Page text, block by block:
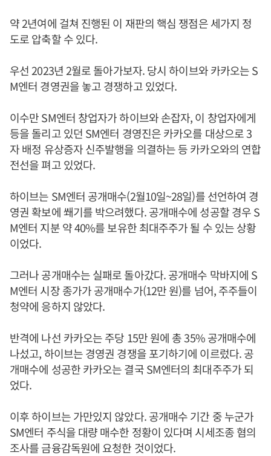
약 2년여에 걸쳐 진행된 이 재판의 핵심 쟁점은 세가지 정
도로 압축할 수 있다.
우선 2023년 2월로 돌아가보자. 당시 하이브와 카카오는 S
M엔터 경영권을 놓고 경쟁하고 있었다.
이수만 SM엔터 창업자가 하이브와 손잡자, 이 창업자에게
등을 돌리고 있던 SM엔터 경영진은 카카오를 대상으로 3
자 배정 유상증자 신주발행을 의결하는 등 카카오와의 연합
전선을 펴고 있었다.
하이브는 SM엔터 공개매수(2월10일~28일)를 선언하여 경
영권 확보에 쐐기를 박으려했다. 공개매수에 성공할 경우 S
M엔터 지분 약 40%를 보유한 최대주주가 될 수 있는 상황
이었다.
그러나 공개매수는 실패로 돌아갔다. 공개매수 막바지에 S
M엔터 시장 종가가 공개매수가(12만 원)를 넘어, 주주들이
청약에 응하지 않았다.
반격에 나선 카카오는 주당 15만 원에 총 35% 공개매수에
나섰고, 하이브는 경영권 경쟁을 포기하기에 이르렀다. 공
개매수에 성공한 카카오는 결국 SM엔터의 최대주주가 되
었다.
이후 하이브는 가만있지 않았다. 공개매수 기간 중 누군가
SM엔터 주식을 대량 매수한 정황이 있다며 시세조종 혐의
조사를 금융감독원에 요청한 것이었다.